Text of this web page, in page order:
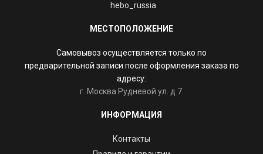
hebo_russia
МЕСТОПОЛОЖЕНИЕ
Самовывоз осуществляется только по
предварительной записи после оформления заказа по
адресу:
г. Москва Рудневой ул. д 7.
ИНФОРМАЦИЯ
Контакты